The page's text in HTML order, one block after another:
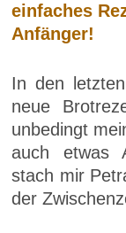
einfaches
Anfänger!
In den
neue
unbedingt
auch etwas
stach mir
der